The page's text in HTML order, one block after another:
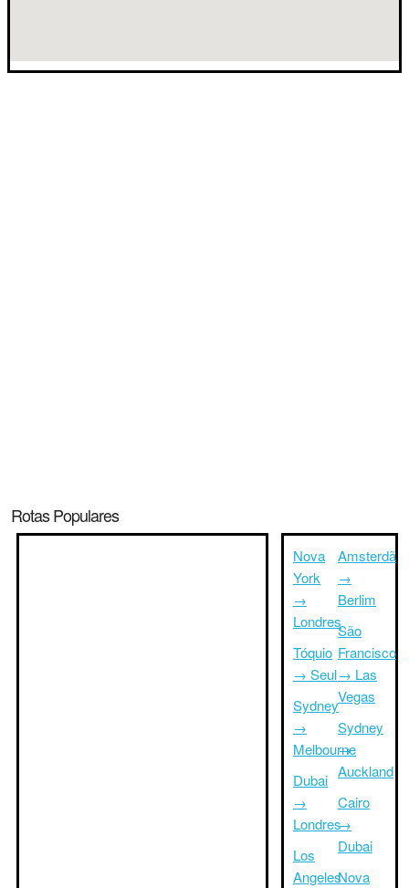
Rotas Populares
Nova
York
→
Londres
Tóquio
→ Seul
Sydney
→
Melbourne
Dubai
→
Londres
Los
Angeles
Amsterdã
→
Berlim
São
Francisco
→ Las
Vegas
Sydney
→
Auckland
Cairo
→
Dubai
Nova